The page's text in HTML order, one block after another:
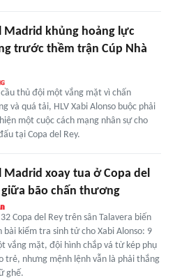
Madrid khủng hoảng lực
trước thềm trận Cúp Nhà
thủ đội một vắng mặt vì chấn
và quá tải, HLV Xabi Alonso buộc phải
một cuộc cách mạng nhân sự cho
tại Copa del Rey.
Madrid xoay tua ở Copa del
giữa bão chấn thương
Copa del Rey trên sân Talavera biến
bài kiểm tra sinh tử cho Xabi Alonso: 9
vắng mặt, đội hình chắp vá từ kép phụ
trẻ, nhưng mệnh lệnh vẫn là phải thắng
ghế.